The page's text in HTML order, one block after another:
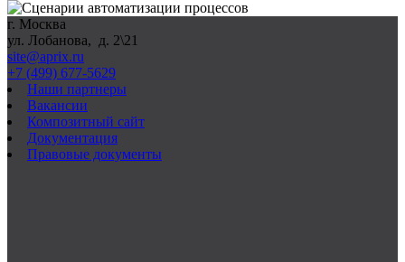
г. Москва
ул. Лобанова, д. 2\21
site@aprix.ru
+7 (499) 677-5629
Наши партнеры
Вакансии
Композитный сайт
Документация
Правовые документы